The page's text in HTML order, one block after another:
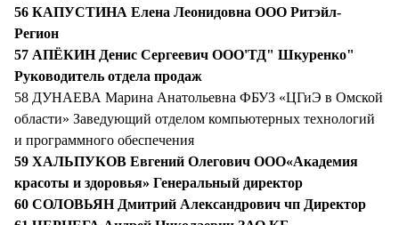
56 КАПУСТИНА Елена Леонидовна ООО Ритэйл-
Регион
57 АПЁКИН Денис Сергеевич ООО'ТД" Шкуренко"
Руководитель отдела продаж
58 ДУНАЕВА Марина Анатольевна ФБУЗ «ЦГиЭ в Омской
области» Заведующий отделом компьютерных технологий
и программного обеспечения
59 ХАЛЬПУКОВ Евгений Олегович ООО«Академия
красоты и здоровья» Генеральный директор
60 СОЛОВЬЯН Дмитрий Александрович чп Директор